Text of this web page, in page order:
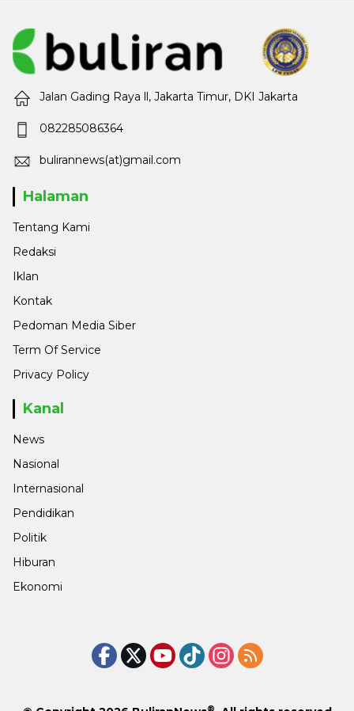
Jalan Gading Raya ll, Jakarta Timur, DKI Jakarta
082285086364
bulirannews(at)gmail.com
Halaman
Tentang Kami
Redaksi
Iklan
Kontak
Pedoman Media Siber
Term Of Service
Privacy Policy
Kanal
News
Nasional
Internasional
Pendidikan
Politik
Hiburan
Ekonomi